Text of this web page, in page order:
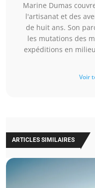
Marine Dumas
l'artisanat et des
de huit ans. Son
les mutations des
expéditions en
Voir
ARTICLES SIMILAIRES